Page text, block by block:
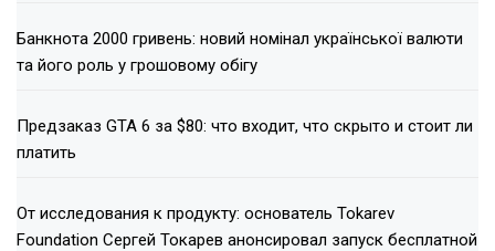
Банкнота 2000 гривень: новий номінал української валюти
та його роль у грошовому обігу
Предзаказ GTA 6 за $80: что входит, что скрыто и стоит ли
платить
От исследования к продукту: основатель Tokarev
Foundation Сергей Токарев анонсировал запуск бесплатной